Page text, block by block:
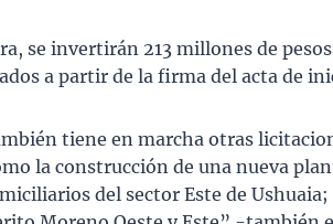
se invertirán 213 millones de
a partir de la firma del acta de
tiene en marcha otras
la construcción de una nueva
del sector Este de